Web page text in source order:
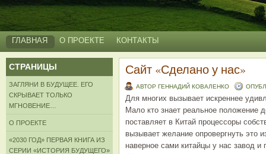
ГЛАВНАЯ О ПРОЕКТЕ КОНТАКТЫ
СТРАНИЦЫ
ЗАГЛЯНИ В БУДУЩЕЕ. ЕГО
СКРЫВАЕТ ТОЛЬКО
МГНОВЕНИЕ…
О ПРОЕКТЕ
«2030 ГОД» ПЕРВАЯ КНИГА ИЗ
СЕРИИ «ИСТОРИЯ БУДУЩЕГО»
Сайт «Сделано у нас»
АВТОР ГЕННАДИЙ КОВАЛЕНКО
Для многих вызывает искреннее
Мало кто знает реальное положение
поставляет в Китай процессоры
вызывает желание опровергнуть это
наверное сами китайцы у нас завод